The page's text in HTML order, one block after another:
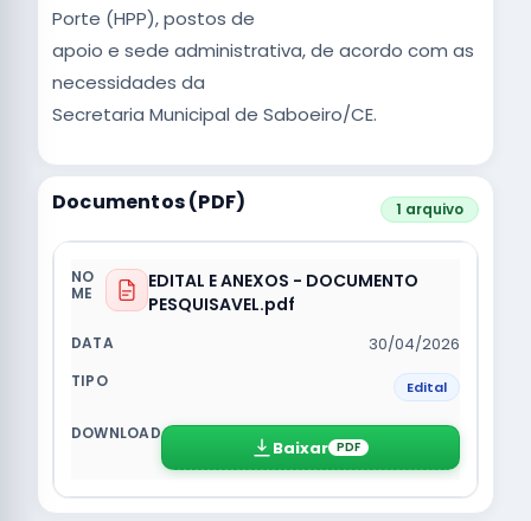
Porte (HPP), postos de
apoio e sede administrativa, de acordo com as
necessidades da
Secretaria Municipal de Saboeiro/CE.
Documentos (PDF) 1 arquivo
EDITAL E ANEXOS - DOCUMENTO
PESQUISAVEL.pdf
30/04/2026
Edital
Baixar PDF